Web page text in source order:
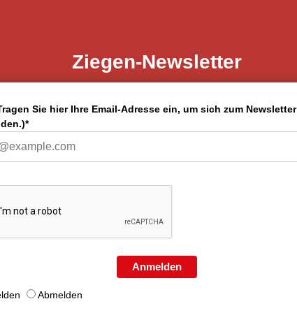
Ziegen-Newsletter
Sie hier Ihre Email-Adresse ein, um sich zum Newsletter
Anmelden
Abmelden